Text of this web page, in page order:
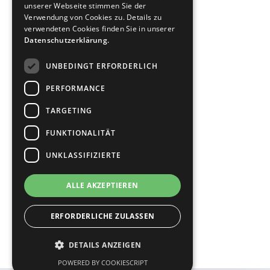
Sportwetten Geld zurück
Kontakt
Datenschutz
Bildnachweise
© 2026 Staudt Rechtsanwälte
unserer Webseite stimmen Sie der
Verwendung von Cookies zu. Details zu
verwendeten Cookies finden Sie in unserer
Datenschutzerklärung.
UNBEDINGT ERFORDERLICH
PERFORMANCE
TARGETING
FUNKTIONALITÄT
UNKLASSIFIZIERTE
ALLE AKZEPTIEREN
ERFORDERLICHE ZULASSEN
DETAILS ANZEIGEN
POWERED BY COOKIESCRIPT